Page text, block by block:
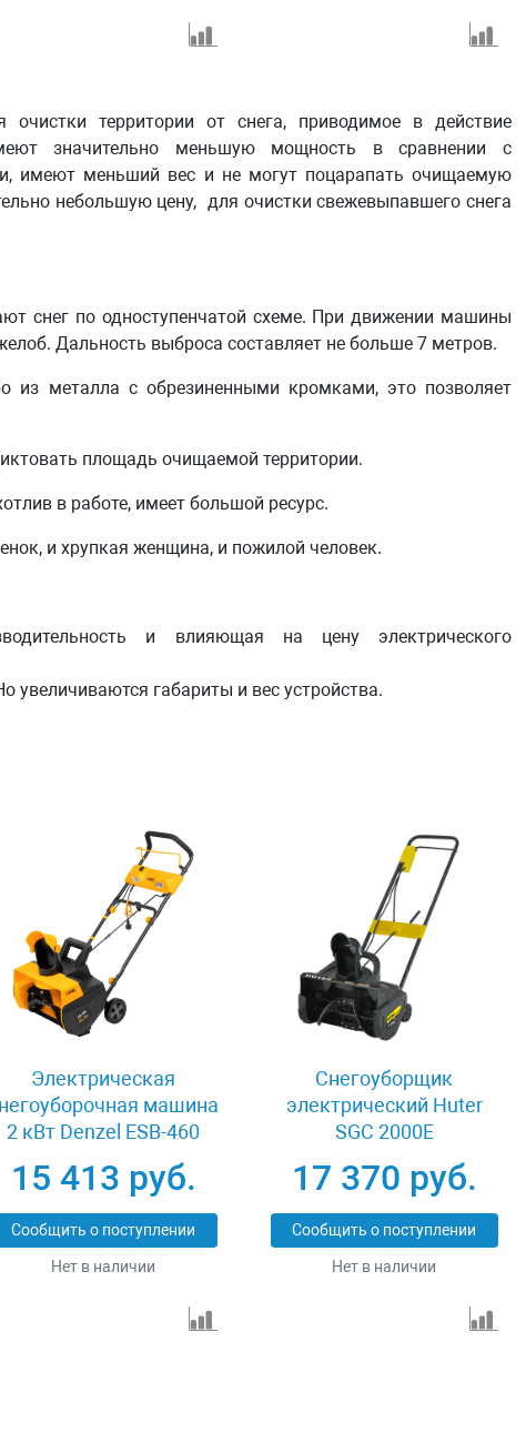
очистки территории от снега, приводимое в действие
значительно меньшую мощность в сравнении с
имеют меньший вес и не могут поцарапать очищаемую
небольшую цену, для очистки свежевыпавшего снега
снег по одноступенчатой схеме. При движении машины
Дальность выброса составляет не больше 7 метров.
металла с обрезиненными кромками, это позволяет
площадь очищаемой территории.
в работе, имеет большой ресурс.
и хрупкая женщина, и пожилой человек.
и влияющая на цену электрического
увеличиваются габариты и вес устройства.
Электрическая
машина
2 кВт Denzel ESB-460
15 413 руб.
Сообщить о поступлении
Нет в наличии
Снегоуборщик
электрический Huter
SGC 2000E
17 370 руб.
Сообщить о поступлении
Нет в наличии